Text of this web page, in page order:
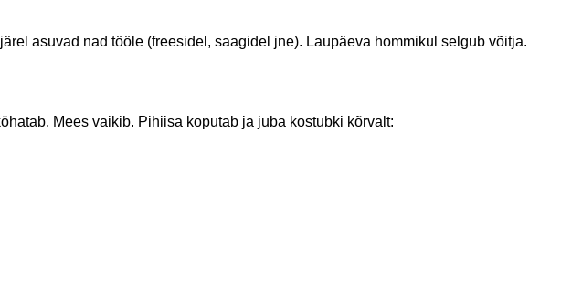
asuvad nad tööle (freesidel, saagidel jne). Laupäeva hommikul selgub võitja.
Mees vaikib. Pihiisa koputab ja juba kostubki kõrvalt: